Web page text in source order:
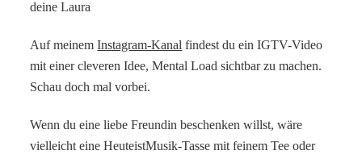
deine Laura
Auf meinemInstagram-Kanal findest du ein IGTV-Video
mit einer cleveren Idee, Mental Load sichtbar zu machen.
Schau doch mal vorbei.
Wenn du eine liebe Freundin beschenken willst, wäre
vielleicht eine HeuteistMusik-Tasse mit feinem Tee oder